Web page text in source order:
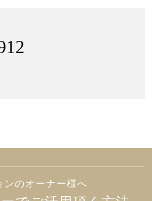
ンのオーナー様へ